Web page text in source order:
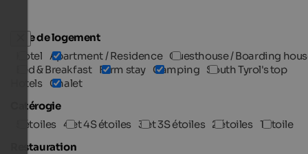
Type de logement
Hotel Apartment / Residence Guesthouse / Boarding
Bed & Breakfast Farm stay Camping South Tyrol's top
Hotels Chalet
Catérogie
5 étoiles 4 et 4S étoiles 3 et 3S étoiles 2 étoiles 1 étoile
Restauration